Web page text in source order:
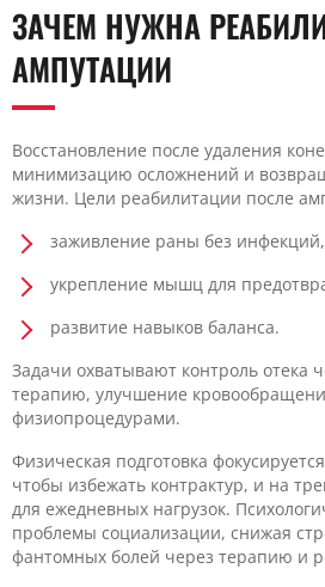
ЗАЧЕМ НУЖНА
АМПУТАЦИИ
Восстановление после удаления
минимизацию осложнений и
жизни. Цели реабилитации после
заживление раны без инфекций,
укрепление мышц для
развитие навыков баланса.
Задачи охватывают контроль отека
терапию, улучшение
физиопроцедурами.
Физическая подготовка
чтобы избежать контрактур, и на
для ежедневных нагрузок.
проблемы социализации, снижая
фантомных болей через терапию и